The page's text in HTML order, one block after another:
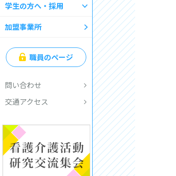
学生の方へ・採用
加盟事業所
職員のページ
問い合わせ
交通アクセス